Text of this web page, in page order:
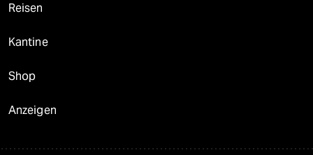
Reisen
Kantine
Shop
Anzeigen